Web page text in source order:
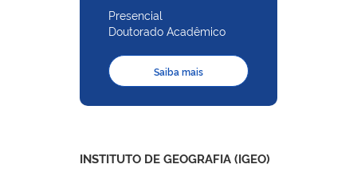
Presencial
Doutorado Acadêmico
Saiba mais
INSTITUTO DE GEOGRAFIA (IGEO)